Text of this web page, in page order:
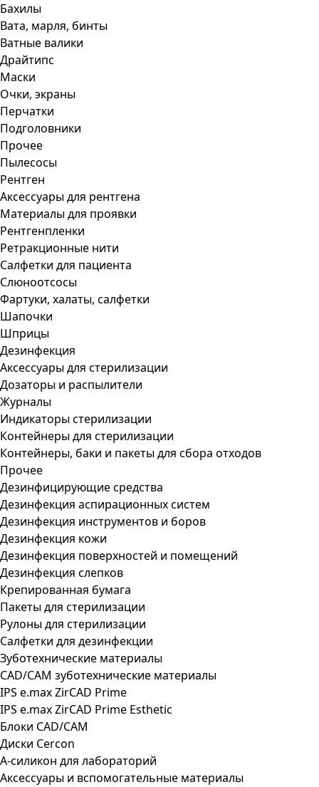
Бахилы
Вата, марля, бинты
Ватные валики
Драйтипс
Маски
Очки, экраны
Перчатки
Подголовники
Прочее
Пылесосы
Рентген
Аксессуары для рентгена
Материалы для проявки
Рентгенпленки
Ретракционные нити
Салфетки для пациента
Слюноотсосы
Фартуки, халаты, салфетки
Шапочки
Шприцы
Дезинфекция
Аксессуары для стерилизации
Дозаторы и распылители
Журналы
Индикаторы стерилизации
Контейнеры для стерилизации
Контейнеры, баки и пакеты для сбора отходов
Прочее
Дезинфицирующие средства
Дезинфекция аспирационных систем
Дезинфекция инструментов и боров
Дезинфекция кожи
Дезинфекция поверхностей и помещений
Дезинфекция слепков
Крепированная бумага
Пакеты для стерилизации
Рулоны для стерилизации
Салфетки для дезинфекции
Зуботехнические материалы
CAD/CAM зуботехнические материалы
IPS e.max ZirCAD Prime
IPS e.max ZirCAD Prime Esthetic
Блоки CAD/CAM
Диски Cercon
А-силикон для лабораторий
Аксессуары и вспомогательные материалы